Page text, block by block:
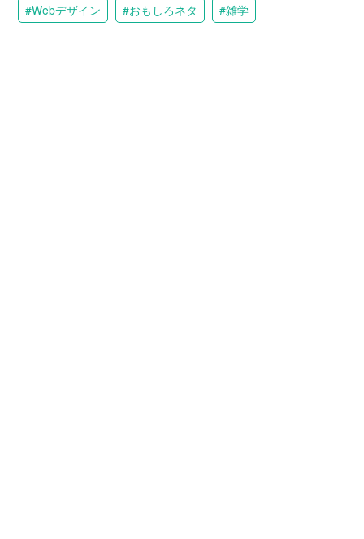
Webデザイン おもしろネタ 雑学